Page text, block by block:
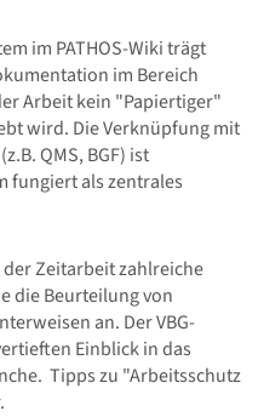
im PATHOS-Wiki trägt
im Bereich
Arbeit kein "Papiertiger"
wird. Die Verknüpfung mit
QMS, BGF) ist
fungiert als zentrales
Zeitarbeit zahlreiche
die Beurteilung von
an. DerVBG-
Einblick in das
Tipps zu "Arbeitsschutz